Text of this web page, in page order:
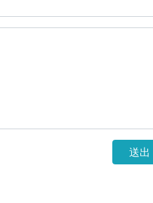
送出